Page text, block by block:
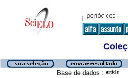
Base de dados : article